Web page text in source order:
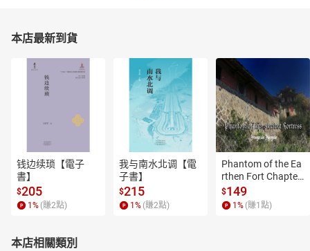
本店最新到貨
钱边续琐【電子
書】
$205
1 % (賺2點)
我与南水北调【電
子書】
$215
1 % (賺2點)
Phantom of the Ea
rthen Fort Chapter
4【有聲書】
$149
1 % (賺1 點)
本店相關類別